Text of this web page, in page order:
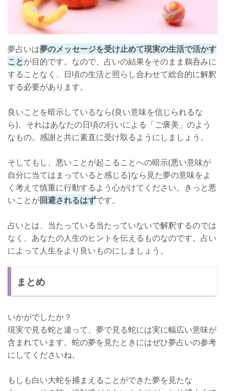
夢占いは夢のメッセージを受け止めて現実の生活で活かす
ことが目的です。なので、占いの結果をそのまま鵜呑みに
することなく、日頃の生活と照らし合わせて総合的に解釈
する必要があります。
良いことを暗示しているなら(良い意味を信じられるな
ら)、それはあなたの日頃の行いによる「ご褒美」のよう
なもの。感謝と共に素直に受け取るようにしましょう。
そしてもし、悪いことが起こることへの暗示(悪い意味が
自分に当てはまっていると感じる)なら見た夢の意味をよ
く考えて慎重に行動するよう心がけてください。きっと悪
いことが回避されるはずです。
占いとは、当たっている当たっていないで解釈するのでは
なく、あなたの人生のヒントを伝えるものなのです。占い
によって人生をより良いものにしましょう。
まとめ
いかがでしたか？
現実で見る蛇と違って、夢で見る蛇には実に幅広い意味が
含まれています。蛇の夢を見たときにはぜひ夢占いの参考
にしてくださいね。
もしも白い大蛇を捕まえることができた夢を見たな